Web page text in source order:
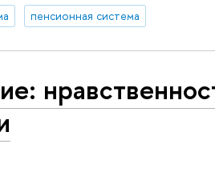
пенсионная система